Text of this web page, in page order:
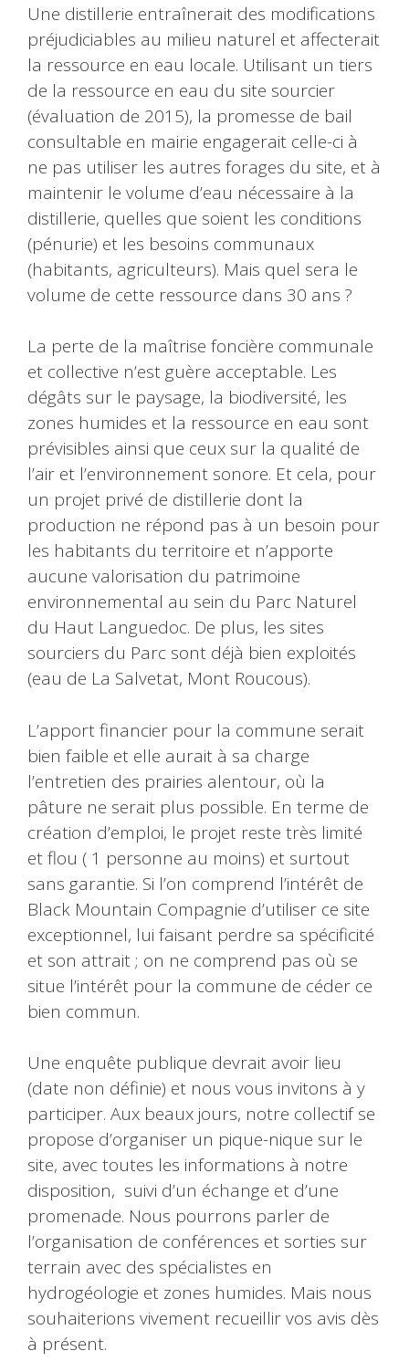
Une distillerie entraînerait des modifications
préjudiciables au milieu naturel et affecterait
la ressource en eau locale. Utilisant un tiers
de la ressource en eau du site sourcier
(évaluation de 2015), la promesse de bail
consultable en mairie engagerait celle-ci à
ne pas utiliser les autres forages du site, et à
maintenir le volume d’eau nécessaire à la
distillerie, quelles que soient les conditions
(pénurie) et les besoins communaux
(habitants, agriculteurs). Mais quel sera le
volume de cette ressource dans 30 ans ?
La perte de la maîtrise foncière communale
et collective n’est guère acceptable. Les
dégâts sur le paysage, la biodiversité, les
zones humides et la ressource en eau sont
prévisibles ainsi que ceux sur la qualité de
l’air et l’environnement sonore. Et cela, pour
un projet privé de distillerie dont la
production ne répond pas à un besoin pour
les habitants du territoire et n’apporte
aucune valorisation du patrimoine
environnemental au sein du Parc Naturel
du Haut Languedoc. De plus, les sites
sourciers du Parc sont déjà bien exploités
(eau de La Salvetat, Mont Roucous).
L’apport financier pour la commune serait
bien faible et elle aurait à sa charge
l’entretien des prairies alentour, où la
pâture ne serait plus possible. En terme de
création d’emploi, le projet reste très limité
et flou ( 1 personne au moins) et surtout
sans garantie. Si l’on comprend l’intérêt de
Black Mountain Compagnie d’utiliser ce site
exceptionnel, lui faisant perdre sa spécificité
et son attrait ; on ne comprend pas où se
situe l’intérêt pour la commune de céder ce
bien commun.
Une enquête publique devrait avoir lieu
(date non définie) et nous vous invitons à y
participer. Aux beaux jours, notre collectif se
propose d’organiser un pique-nique sur le
site, avec toutes les informations à notre
disposition, suivi d’un échange et d’une
promenade. Nous pourrons parler de
l’organisation de conférences et sorties sur
terrain avec des spécialistes en
hydrogéologie et zones humides. Mais nous
souhaiterions vivement recueillir vos avis dès
à présent.